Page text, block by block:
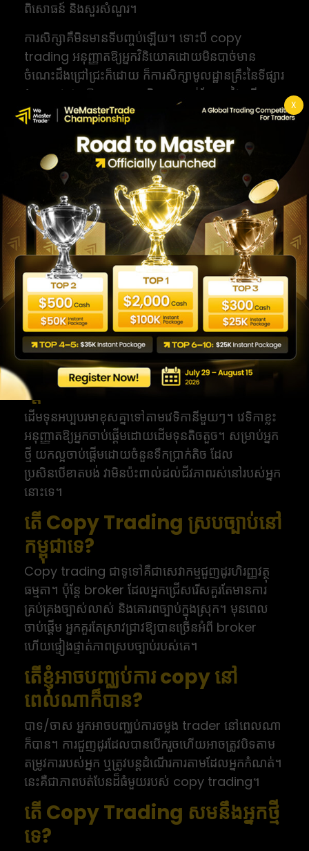
X
ពិសោធន៍ និងសួរសំណួរ។
ការសិក្សាគឺមិនមានទីបញ្ចប់ឡើយ។ ទោះបី copy
trading អនុញ្ញាតឱ្យអ្នកវិនិយោគដោយមិនបាច់មាន
ចំណេះដឹងជ្រៅជ្រះក៏ដោយ ក៏ការសិក្សាមូលដ្ឋានគ្រឹះនៃទីផ្សារ
forex វាជួយឱ្យអ្នកសម្រេចចិត្តបានកាន់តែឆ្លាតវៃ ហើយ
យល់បានច្បាស់ថា ហេតុអ្វី trader ដែលអ្នកចម្លងធ្វើការ
សម្រេចចិត្តបែបនេះ។
សំណួរដែលគេសួរញឹកញាប់
Copy Trading មានប្រាក់
ចំណេញពិតប្រាកដទេ?
បាទ/ចាស copy trading អាចបង្កើតប្រាក់ចំណេញពិត
ប្រាកដបាន ប្រសិនបើអ្នកជ្រើសរើស trader ត្រឹមត្រូវ និង
គ្រប់គ្រងហានិភ័យបានល្អ។ ប៉ុន្តែវាមិនមែនជារឿងធានាទេ។
ការវិនិយោគគ្រប់ប្រភេទតែងតែភ្ជាប់មកជាមួយហានិភ័យនៃ
ការខាតបង់។ ផលចំណេញកន្លងមករបស់ trader
ណាមួយក៏មិនធានាដល់ផលចំណេញនាពេលអនាគតដែរ។
តើខ្ញុំត្រូវការដើមទុនប៉ុន្មានដើម្បីចាប់
ផ្តើម?
ដើមទុនអប្បបរមាខុសគ្នាទៅតាមវេទិកានីមួយៗ។ វេទិកាខ្លះ
អនុញ្ញាតឱ្យអ្នកចាប់ផ្តើមដោយដើមទុនតិចតួច។ សម្រាប់អ្នក
ថ្មី យកល្អចាប់ផ្តើមដោយចំនួនទឹកប្រាក់តិច ដែល
ប្រសិនបើខាតបង់ វាមិនប៉ះពាល់ដល់ជីវភាពរស់នៅរបស់អ្នក
នោះទេ។
តើ Copy Trading ស្របច្បាប់នៅ
កម្ពុជាទេ?
Copy trading ជាទូទៅគឺជាសេវាកម្មជួញដូរហិរញ្ញវត្ថុ
ធម្មតា។ ប៉ុន្តែ broker ដែលអ្នកជ្រើសរើសគួរតែមានការ
គ្រប់គ្រងច្បាស់លាស់ និងគោរពច្បាប់ក្នុងស្រុក។ មុនពេល
ចាប់ផ្តើម អ្នកគួរតែស្រាវជ្រាវឱ្យបានច្រើនអំពី broker
ហើយផ្ទៀងផ្ទាត់ភាពស្របច្បាប់របស់គេ។
តើខ្ញុំអាចបញ្ឈប់ការ copy នៅ
ពេលណាក៏បាន?
បាទ/ចាស អ្នកអាចបញ្ឈប់ការចម្លង trader នៅពេលណា
ក៏បាន។ ការជួញដូរដែលបានបើករួចហើយអាចត្រូវបិទតាម
តម្រូវការរបស់អ្នក ឬត្រូវបន្តដំណើរការតាមដែលអ្នកកំណត់។
នេះគឺជាភាពបត់បែនដ៏ធំមួយរបស់ copy trading។
តើ Copy Trading សមនឹងអ្នកថ្មី
ទេ?